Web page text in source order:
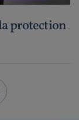
protection